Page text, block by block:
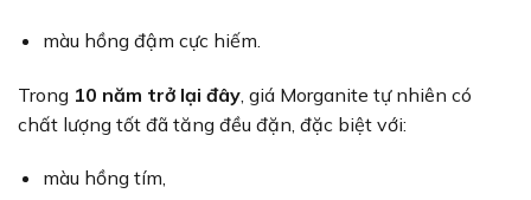
màu hồng đậm cực hiếm.
Trong 10 năm trở lại đây , giá Morganite tự nhiên có
chất lượng tốt đã tăng đều đặn, đặc biệt với:
màu hồng tím,